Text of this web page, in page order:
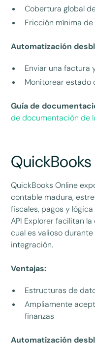
Cobertura global
Fricción mínima
Automatización
Enviar una factura
Monitorear estado
Guía de
de documentación de
QuickBooks Online
contable madura,
fiscales, pagos y
API Explorer facilitan
cual es valioso
integración.
Ventajas:
Estructuras de
Ampliamente
finanzas
Automatización